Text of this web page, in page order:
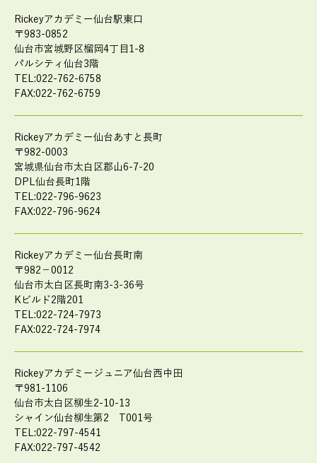
Rickeyアカデミー仙台駅東口
〒983-0852
仙台市宮城野区榴岡4丁目1-8
パルシティ仙台3階
TEL:022-762-6758
FAX:022-762-6759
Rickeyアカデミー仙台あすと長町
〒982-0003
宮城県仙台市太白区郡山6-7-20
DPL仙台長町1階
TEL:022-796-9623
FAX:022-796-9624
Rickeyアカデミー仙台長町南
〒982－0012
仙台市太白区長町南3-3-36号
Kビルド2階201
TEL:022-724-7973
FAX:022-724-7974
Rickeyアカデミージュニア仙台西中田
〒981-1106
仙台市太白区柳生2-10-13
シャイン仙台柳生第2 T001号
TEL:022-797-4541
FAX:022-797-4542